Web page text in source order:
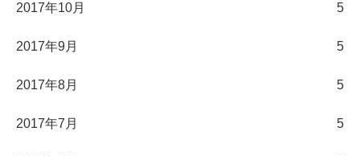
2017年10月 5
2017年9月 5
2017年8月 5
2017年7月 5